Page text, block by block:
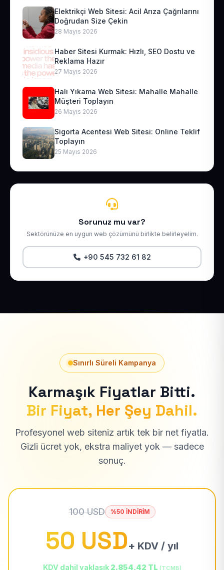
Elektrikçi Web Sitesi: Acil Arıza Çağrılarını
Doğrudan Size Çekin
28 Mayıs 2026
Haber Sitesi Kurmak: Hızlı, SEO Dostu ve
Reklama Hazır
27 Mayıs 2026
Halı Yıkama Web Sitesi: Mahalle Mahalle
Müşteri Toplayın
26 Mayıs 2026
Sigorta Acentesi Web Sitesi: Online Teklif
Toplayın
25 Mayıs 2026
Sorunuz mu var?
Sektörünüze en uygun web çözümünü birlikte belirleyelim.
+90 545 732 61 82
Sınırlı Süreli Kampanya
Karmaşık Fiyatlar Bitti.
Bir Fiyat, Her Şey Dahil.
Profesyonel web siteniz artık tek bir net fiyatla.
Gizli ücret yok, ekstra maliyet yok — sadece
sonuç.
100 USD %50 İNDİRİM
50 USD+ KDV / yıl
KDV dahil yaklaşık 2.854,42 TL (TCMB)